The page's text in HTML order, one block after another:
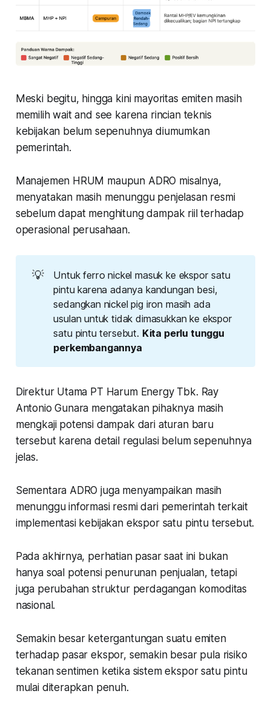
Meski begitu, hingga kini mayoritas emiten masih
memilih wait and see karena rincian teknis
kebijakan belum sepenuhnya diumumkan
pemerintah.
Manajemen HRUM maupun ADRO misalnya,
menyatakan masih menunggu penjelasan resmi
sebelum dapat menghitung dampak riil terhadap
operasional perusahaan.
💡
Untuk ferro nickel masuk ke ekspor satu
pintu karena adanya kandungan besi,
sedangkan nickel pig iron masih ada
usulan untuk tidak dimasukkan ke ekspor
satu pintu tersebut. Kita perlu tunggu
perkembangannya
Direktur Utama PT Harum Energy Tbk. Ray
Antonio Gunara mengatakan pihaknya masih
mengkaji potensi dampak dari aturan baru
tersebut karena detail regulasi belum sepenuhnya
jelas.
Sementara ADRO juga menyampaikan masih
menunggu informasi resmi dari pemerintah terkait
implementasi kebijakan ekspor satu pintu tersebut.
Pada akhirnya, perhatian pasar saat ini bukan
hanya soal potensi penurunan penjualan, tetapi
juga perubahan struktur perdagangan komoditas
nasional.
Semakin besar ketergantungan suatu emiten
terhadap pasar ekspor, semakin besar pula risiko
tekanan sentimen ketika sistem ekspor satu pintu
mulai diterapkan penuh.